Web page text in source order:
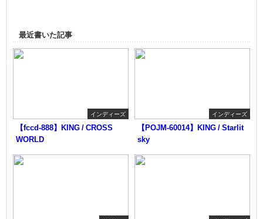
最近書いた記事
インディーズ
【fccd-888】KING / CROSS
WORLD
インディーズ
【POJM-60014】KING / Starlit
sky